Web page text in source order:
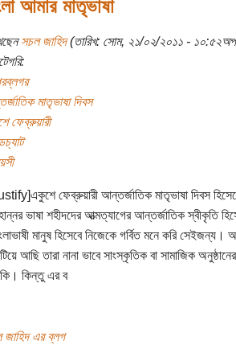
আমার মাতৃভাষা
সচল জাহিদ(তারিখ: সোম, ২১/০২/২০১১ -
মাতৃভাষা দিবস
ফেব্রুয়ারী
ফেব্রুয়ারী আন্তর্জাতিক মাতৃভাষা দিবস
ভাষা শহীদদের আত্মত্যাগের আন্তর্জাতিক স্বীকৃতি
মানুষ হিসেবে নিজেকে গর্বিত মনে করি সেইজন্য।
আছি তারা নানা ভাবে সাংস্কৃতিক বা সামাজিক
কিন্তু এর ব
জাহিদ এর ব্লগ